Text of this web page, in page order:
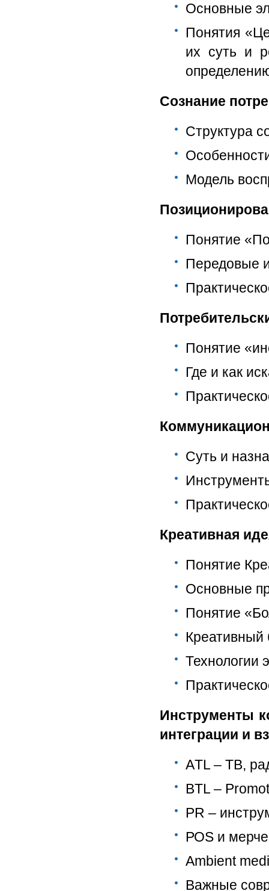
Основные
Понятия
их суть и
Сознание
Структура
Модель
Понятие
Передовые
Понятие
Где и как
Суть и
Креативная
Понятие
Основные
Понятие
Технологии
Инструменты
интеграции и
АTL – ТВ,
BTL –
PR –
РОS и
Ambient
Важные